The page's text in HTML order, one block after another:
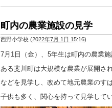
町内の農業施設の見学
西野小学校 (2022年7月 1日 15:16)
7月1日（金）、5年生は町内の農業
ある斐川町は大規模な農業が展開さ
などを見学し、改めて地元農業のす
子供も多く、関心を持って見学して